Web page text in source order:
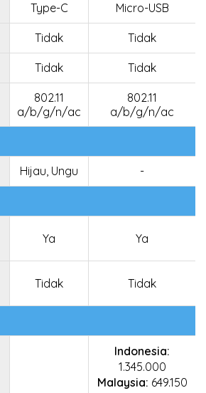
Type-C Micro-USB
Tidak Tidak
Tidak Tidak
802.11
a/b/g/n/ac
802.11
a/b/g/n/ac
Hijau, Ungu -
Ya Ya
Tidak Tidak
Indonesia:
1.345.000
Malaysia: 649.150